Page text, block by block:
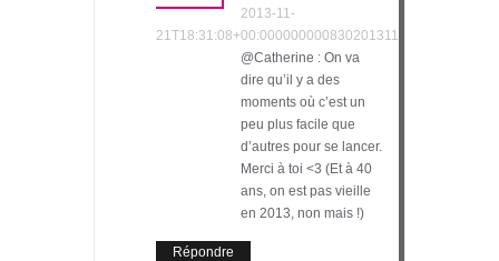
2013-11-
21T18:31:08+00:000000000830201311
@Catherine : On va
dire qu’il y a des
moments où c’est un
peu plus facile que
d’autres pour se lancer.
Merci à toi <3 (Et à 40
ans, on est pas vieille
en 2013, non mais !)
Répondre